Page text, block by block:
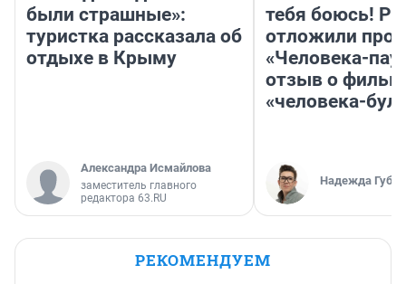
были страшные»:
туристка рассказала об
отдыхе в Крыму
Александра Исмайлова
заместитель главного
редактора 63.RU
тебя боюсь!
отложили
«Человека-
отзыв о
«человека-
Надежда
РЕКОМЕНДУЕМ